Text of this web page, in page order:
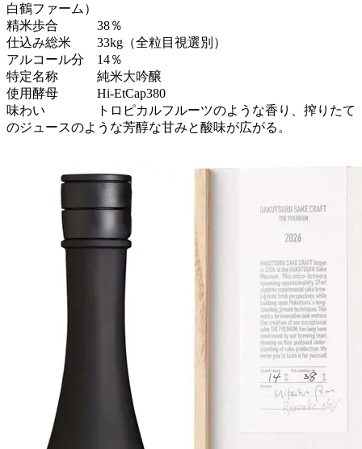
白鶴ファーム）
精米歩合 38％
仕込み総米 33kg（全粒目視選別）
アルコール分 14％
特定名称 純米大吟醸
使用酵母 Hi-EtCap380
味わい トロピカルフルーツのような香り、搾りたて
のジュースのような芳醇な甘みと酸味が広がる。